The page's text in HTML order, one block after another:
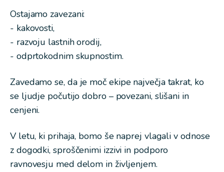
Ostajamo zavezani:
- kakovosti,
- razvoju lastnih orodij,
- odprtokodnim skupnostim.
Zavedamo se, da je moč ekipe največja takrat, ko
se ljudje počutijo dobro – povezani, slišani in
cenjeni.
V letu, ki prihaja, bomo še naprej vlagali v odnose
z dogodki, sproščenimi izzivi in podporo
ravnovesju med delom in življenjem.